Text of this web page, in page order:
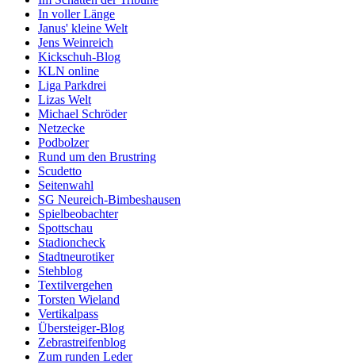
In voller Länge
Janus' kleine Welt
Jens Weinreich
Kickschuh-Blog
KLN online
Liga Parkdrei
Lizas Welt
Michael Schröder
Netzecke
Podbolzer
Rund um den Brustring
Scudetto
Seitenwahl
SG Neureich-Bimbeshausen
Spielbeobachter
Spottschau
Stadioncheck
Stadtneurotiker
Stehblog
Textilvergehen
Torsten Wieland
Vertikalpass
Übersteiger-Blog
Zebrastreifenblog
Zum runden Leder